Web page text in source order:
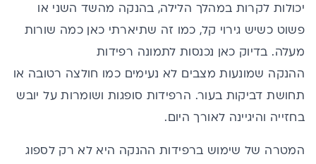
יכולות לקרות במהלך הלילה, בהנקה מהשד השני או
פשוט כשיש גירוי קל, כמו זה שתיארתי כאן כמה שורות
מעלה. בדיוק כאן נכנסות לתמונה רפידות
ההנקה שמונעות מצבים לא נעימים כמו חולצה רטובה או
תחושת דביקות בעור. הרפידות סופגות ושומרות על יובש
בחזייה והיגיינה לאורך היום.
המטרה של שימוש ברפידות ההנקה היא לא רק לספוג